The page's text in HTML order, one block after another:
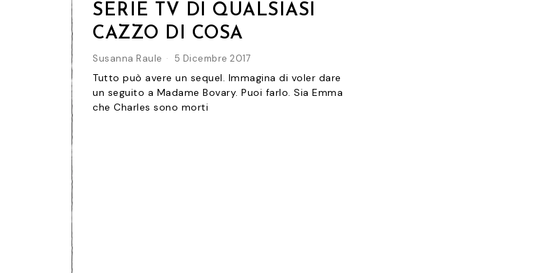
SERIE TV DI QUALSIASI
CAZZO DI COSA
Susanna Raule 5 Dicembre 2017
Tutto può avere un sequel. Immagina di voler dare
un seguito a Madame Bovary. Puoi farlo. Sia Emma
che Charles sono morti